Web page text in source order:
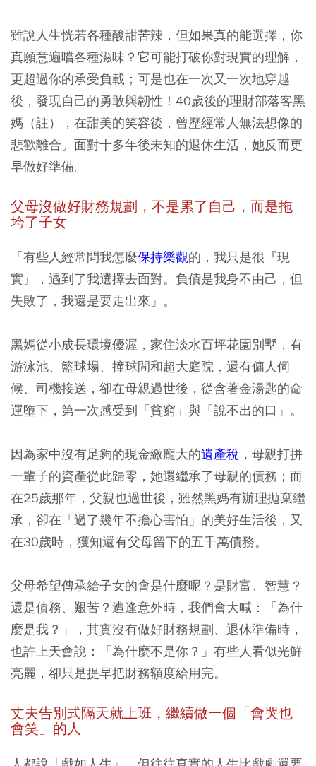
雖說人生恍若各種酸甜苦辣，但如果真的能選擇，你
真願意遍嚐各種滋味？它可能打破你對現實的理解，
更超過你的承受負載；可是也在一次又一次地穿越
後，發現自己的勇敢與韌性！40歲後的理財部落客黑
媽（註），在甜美的笑容後，曾歷經常人無法想像的
悲歡離合。面對十多年後未知的退休生活，她反而更
早做好準備。
父母沒做好財務規劃，不是累了自己，而是拖
垮了子女
「有些人經常問我怎麼保持樂觀的，我只是很『現
實』，遇到了我選擇去面對。負債是我身不由己，但
失敗了，我還是要走出來」。
黑媽從小成長環境優渥，家住淡水百坪花園別墅，有
游泳池、籃球場、撞球間和超大庭院，還有傭人伺
候、司機接送，卻在母親過世後，從含著金湯匙的命
運墮下，第一次感受到「貧窮」與「說不出的口」。
因為家中沒有足夠的現金繳龐大的遺產稅 ，母親打拼
一輩子的資產從此歸零，她還繼承了母親的債務；而
在25歲那年，父親也過世後，雖然黑媽有辦理拋棄繼
承，卻在「過了幾年不擔心害怕」的美好生活後，又
在30歲時，獲知還有父母留下的五千萬債務。
父母希望傳承給子女的會是什麼呢？是財富、智慧？
還是債務、艱苦？遭逢意外時，我們會大喊：「為什
麼是我？」，其實沒有做好財務規劃、退休準備時，
也許上天會說：「為什麼不是你？」有些人看似光鮮
亮麗，卻只是提早把財務額度給用完。
丈夫告別式隔天就上班，繼續做一個「會哭也
會笑」的人